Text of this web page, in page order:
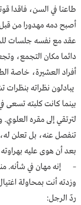
طاعنا في السن، فاقدا
أصبح دمه مهدورا من
عقد مع نفسه جلسات
دائما مكان التجمع،
أفراد العشيرة، خاصة
يبادلون نظراته بنظرات
بينما كانت كلبته تسعى
لترتقي إلى مقره
تنفصل عنه، بل تعلن
بعد أن هوى عليه
– إنه مهان في شأنه.
وزدته أنت بمحاولة
ردّ الرجل: